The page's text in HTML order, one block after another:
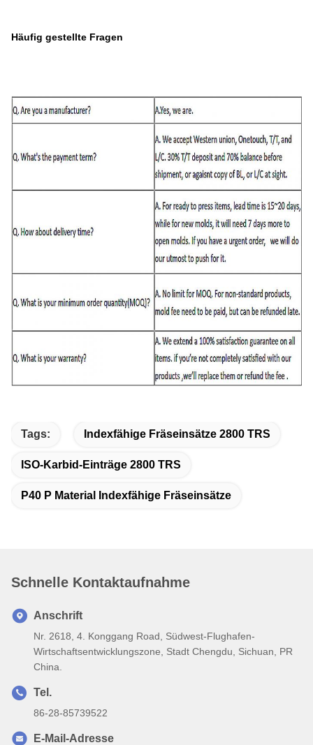
Häufig gestellte Fragen
Tags: Indexfähige Fräseinsätze 2800 TRS
ISO-Karbid-Einträge 2800 TRS
P40 P Material Indexfähige Fräseinsätze
Schnelle Kontaktaufnahme
Anschrift
Nr. 2618, 4. Konggang Road, Südwest-Flughafen-
Wirtschaftsentwicklungszone, Stadt Chengdu, Sichuan, PR
China.
Tel.
86-28-85739522
E-Mail-Adresse